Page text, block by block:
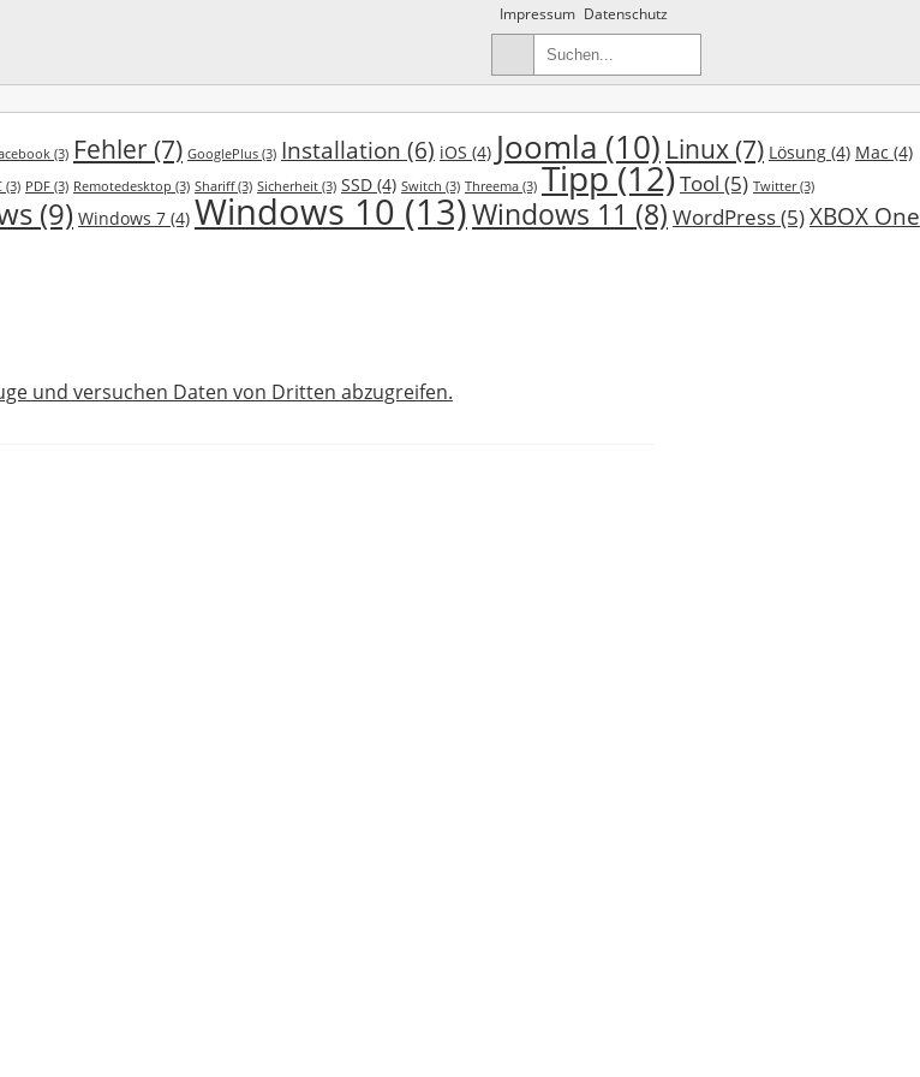
Impressum Datenschutz
(3) Fehler(7) GooglePlus (3) Installation (6) iOS (4) Joomla (10) Linux(7) Lösung (4) Mac (4)
(3) PDF (3) Remotedesktop (3) Shariff(3) Sicherheit (3) SSD (4) Switch (3) Threema (3) Tipp(12)Tool (5) Twitter(3)
(9) Windows 7 (4) Windows 10 (13)Windows 11 (8) WordPress(5)XBOX One
und versuchen Daten von Dritten abzugreifen.